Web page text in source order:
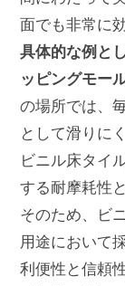
面でも非常に
具体的な例と
ッピングモー
の場所では、
として滑りに
ビニル床タイ
する耐摩耗性
そのため、ビ
用途において
利便性と信頼